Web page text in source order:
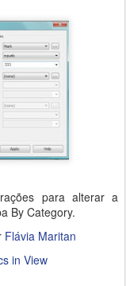
para alterar a
By Category.
Flávia Maritan
in View